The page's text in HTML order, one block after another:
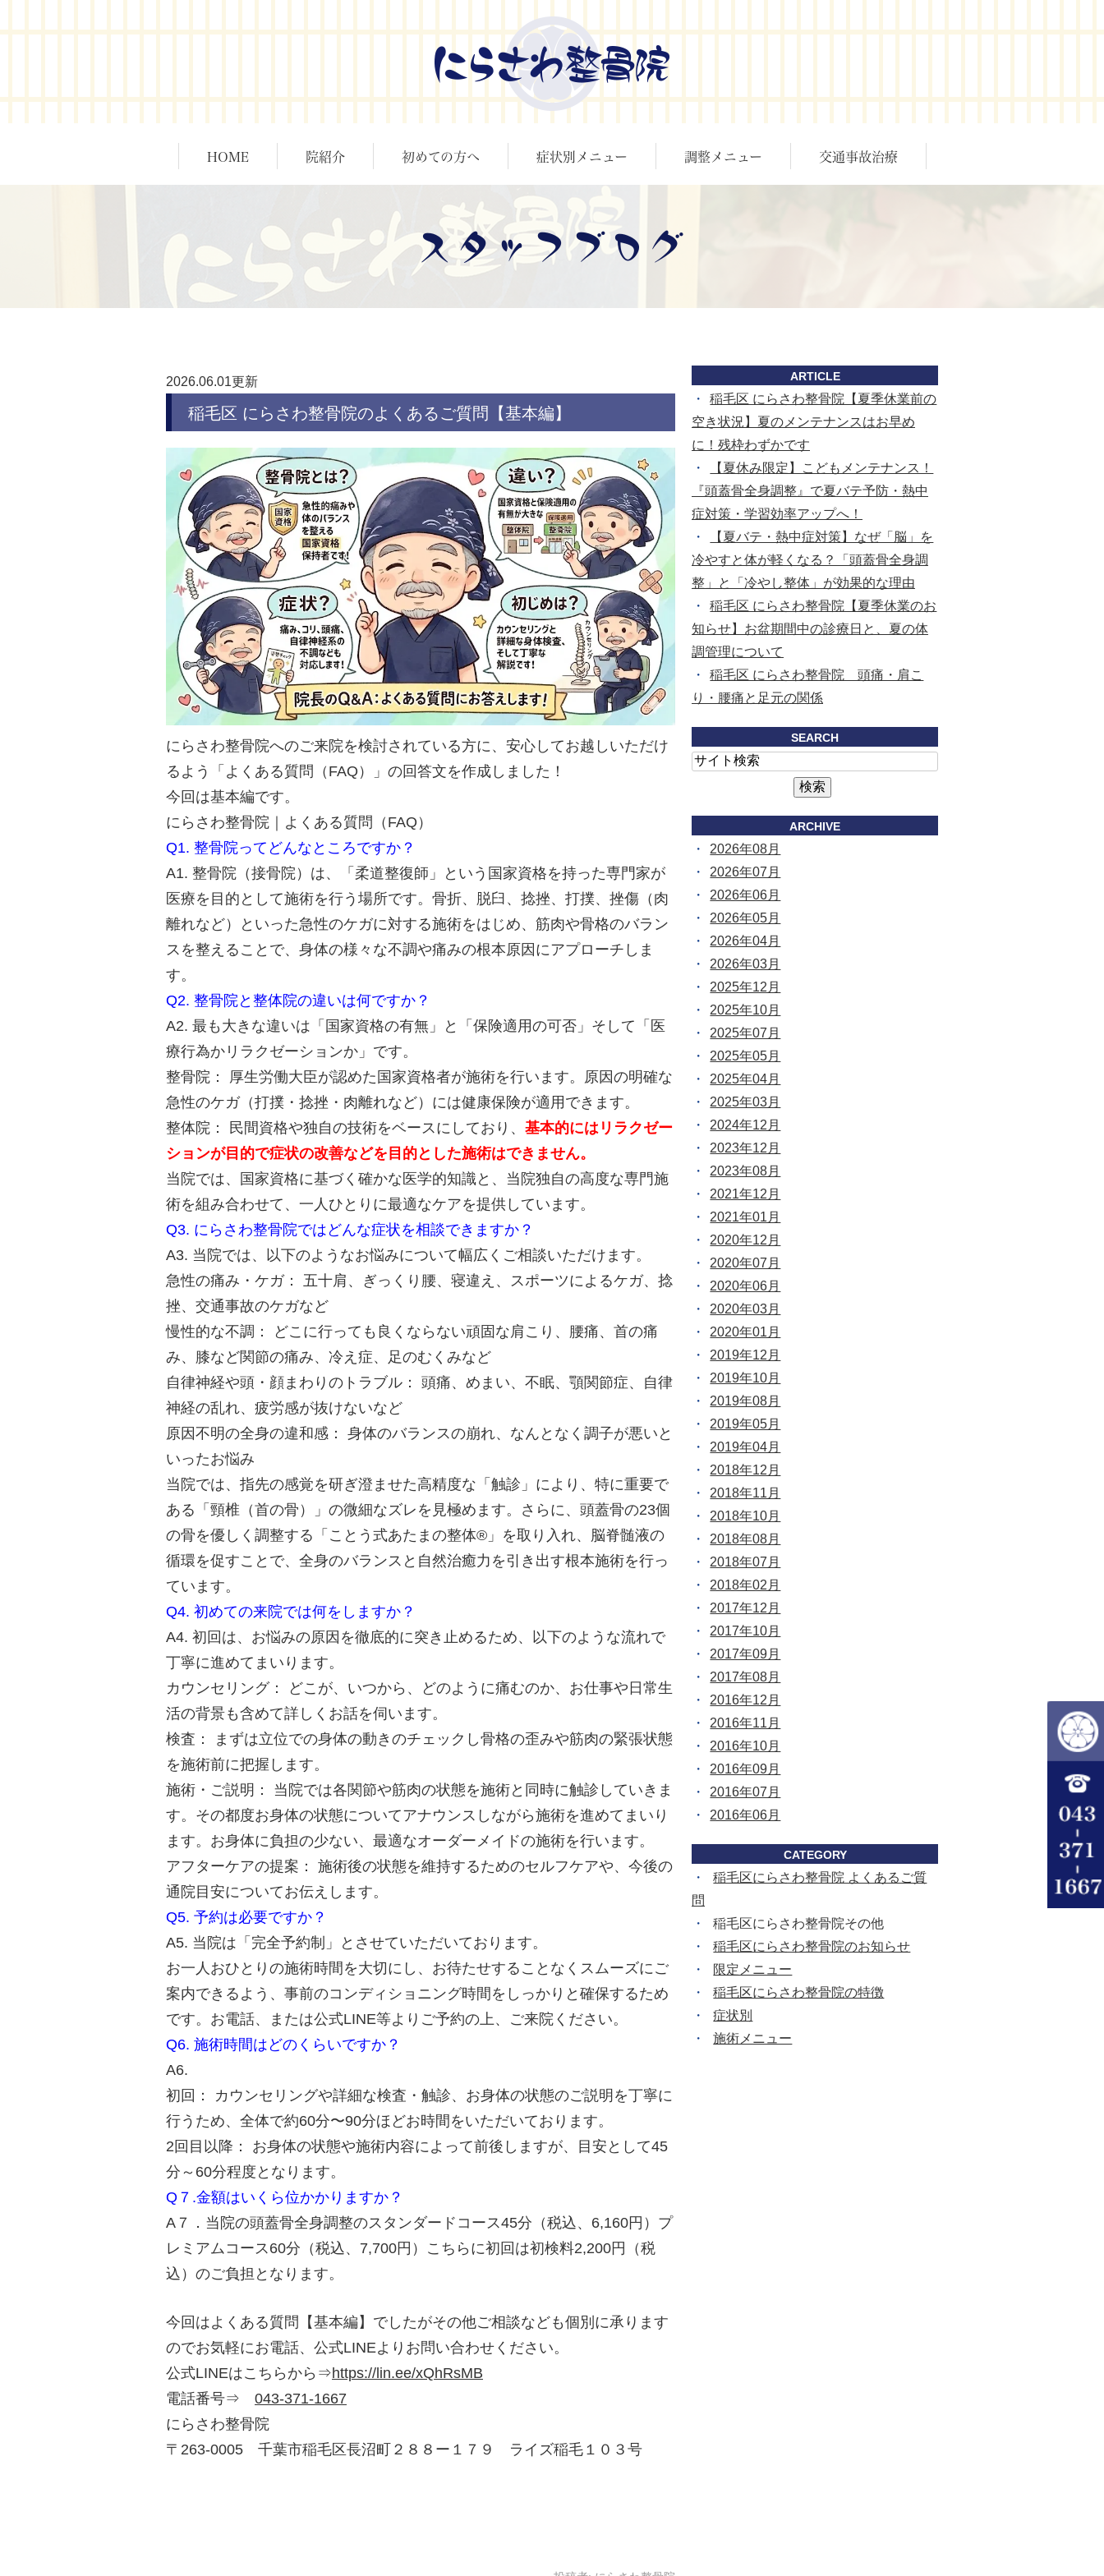
HOME 院紹介 初めての方へ 症状別メニュー 調整メニュー 交通事故治療
スタッフブログ
2026.06.01更新
稲毛区 にらさわ整骨院のよくあるご質問【基本編】
にらさわ整骨院へのご来院を検討されている方に、安心してお越しいただけ
るよう「よくある質問（FAQ）」の回答文を作成しました！
今回は基本編です。
にらさわ整骨院｜よくある質問（FAQ）
Q1. 整骨院ってどんなところですか？
A1. 整骨院（接骨院）は、「柔道整復師」という国家資格を持った専門家が
医療を目的として施術を行う場所です。骨折、脱臼、捻挫、打撲、挫傷（肉
離れなど）といった急性のケガに対する施術をはじめ、筋肉や骨格のバラン
スを整えることで、身体の様々な不調や痛みの根本原因にアプローチしま
す。
Q2. 整骨院と整体院の違いは何ですか？
A2. 最も大きな違いは「国家資格の有無」と「保険適用の可否」そして「医
療行為かリラクゼーションか」です。
整骨院： 厚生労働大臣が認めた国家資格者が施術を行います。原因の明確な
急性のケガ（打撲・捻挫・肉離れなど）には健康保険が適用できます。
整体院： 民間資格や独自の技術をベースにしており、 基本的にはリラクゼー
ションが目的で症状の改善などを目的とした施術はできません。
当院では、国家資格に基づく確かな医学的知識と、当院独自の高度な専門施
術を組み合わせて、一人ひとりに最適なケアを提供しています。
Q3. にらさわ整骨院ではどんな症状を相談できますか？
A3. 当院では、以下のようなお悩みについて幅広くご相談いただけます。
急性の痛み・ケガ： 五十肩、ぎっくり腰、寝違え、スポーツによるケガ、捻
挫、交通事故のケガなど
慢性的な不調： どこに行っても良くならない頑固な肩こり、腰痛、首の痛
み、膝など関節の痛み、冷え症、足のむくみなど
自律神経や頭・顔まわりのトラブル： 頭痛、めまい、不眠、顎関節症、自律
神経の乱れ、疲労感が抜けないなど
原因不明の全身の違和感： 身体のバランスの崩れ、なんとなく調子が悪いと
いったお悩み
当院では、指先の感覚を研ぎ澄ませた高精度な「触診」により、特に重要で
ある「頸椎（首の骨）」の微細なズレを見極めます。さらに、頭蓋骨の23個
の骨を優しく調整する「ことう式あたまの整体®」を取り入れ、脳脊髄液の
循環を促すことで、全身のバランスと自然治癒力を引き出す根本施術を行っ
ています。
Q4. 初めての来院では何をしますか？
A4. 初回は、お悩みの原因を徹底的に突き止めるため、以下のような流れで
丁寧に進めてまいります。
カウンセリング： どこが、いつから、どのように痛むのか、お仕事や日常生
活の背景も含めて詳しくお話を伺います。
検査： まずは立位での身体の動きのチェックし骨格の歪みや筋肉の緊張状態
を施術前に把握します。
施術・ご説明： 当院では各関節や筋肉の状態を施術と同時に触診していきま
す。その都度お身体の状態についてアナウンスしながら施術を進めてまいり
ます。お身体に負担の少ない、最適なオーダーメイドの施術を行います。
アフターケアの提案： 施術後の状態を維持するためのセルフケアや、今後の
通院目安についてお伝えします。
Q5. 予約は必要ですか？
A5. 当院は「完全予約制」とさせていただいております。
お一人おひとりの施術時間を大切にし、お待たせすることなくスムーズにご
案内できるよう、事前のコンディショニング時間をしっかりと確保するため
です。お電話、または公式LINE等よりご予約の上、ご来院ください。
Q6. 施術時間はどのくらいですか？
A6.
初回： カウンセリングや詳細な検査・触診、お身体の状態のご説明を丁寧に
行うため、全体で約60分〜90分ほどお時間をいただいております。
2回目以降： お身体の状態や施術内容によって前後しますが、目安として45
分～60分程度となります。
Q７.金額はいくら位かかりますか？
A７．当院の頭蓋骨全身調整のスタンダードコース45分（税込、6,160円）プ
レミアムコース60分（税込、7,700円）こちらに初回は初検料2,200円（税
込）のご負担となります。
今回はよくある質問【基本編】でしたがその他ご相談なども個別に承ります
のでお気軽にお電話、公式LINEよりお問い合わせください。
公式LINEはこちらから⇒https://lin.ee/xQhRsMB
電話番号⇒ 043-371-1667
にらさわ整骨院
〒263-0005 千葉市稲毛区長沼町２８８ー１７９ ライズ稲毛１０３号
ARTICLE
稲毛区 にらさわ整骨院【夏季休業前の
空き状況】夏のメンテナンスはお早め
に！残枠わずかです
【夏休み限定】こどもメンテナンス！
『頭蓋骨全身調整』で夏バテ予防・熱中
症対策・学習効率アップへ！
【夏バテ・熱中症対策】なぜ「脳」を
冷やすと体が軽くなる？「頭蓋骨全身調
整」と「冷やし整体」が効果的な理由
稲毛区 にらさわ整骨院【夏季休業のお
知らせ】お盆期間中の診療日と、夏の体
調管理について
稲毛区 にらさわ整骨院 頭痛・肩こ
り・腰痛と足元の関係
SEARCH
ARCHIVE
2026年08月
2026年07月
2026年06月
2026年05月
2026年04月
2026年03月
2025年12月
2025年10月
2025年07月
2025年05月
2025年04月
2025年03月
2024年12月
2023年12月
2023年08月
2021年12月
2021年01月
2020年12月
2020年07月
2020年06月
2020年03月
2020年01月
2019年12月
2019年10月
2019年08月
2019年05月
2019年04月
2018年12月
2018年11月
2018年10月
2018年08月
2018年07月
2018年02月
2017年12月
2017年10月
2017年09月
2017年08月
2016年12月
2016年11月
2016年10月
2016年09月
2016年07月
2016年06月
CATEGORY
稲毛区にらさわ整骨院 よくあるご質
問
稲毛区にらさわ整骨院その他
稲毛区にらさわ整骨院のお知らせ
限定メニュー
稲毛区にらさわ整骨院の特徴
症状別
施術メニュー